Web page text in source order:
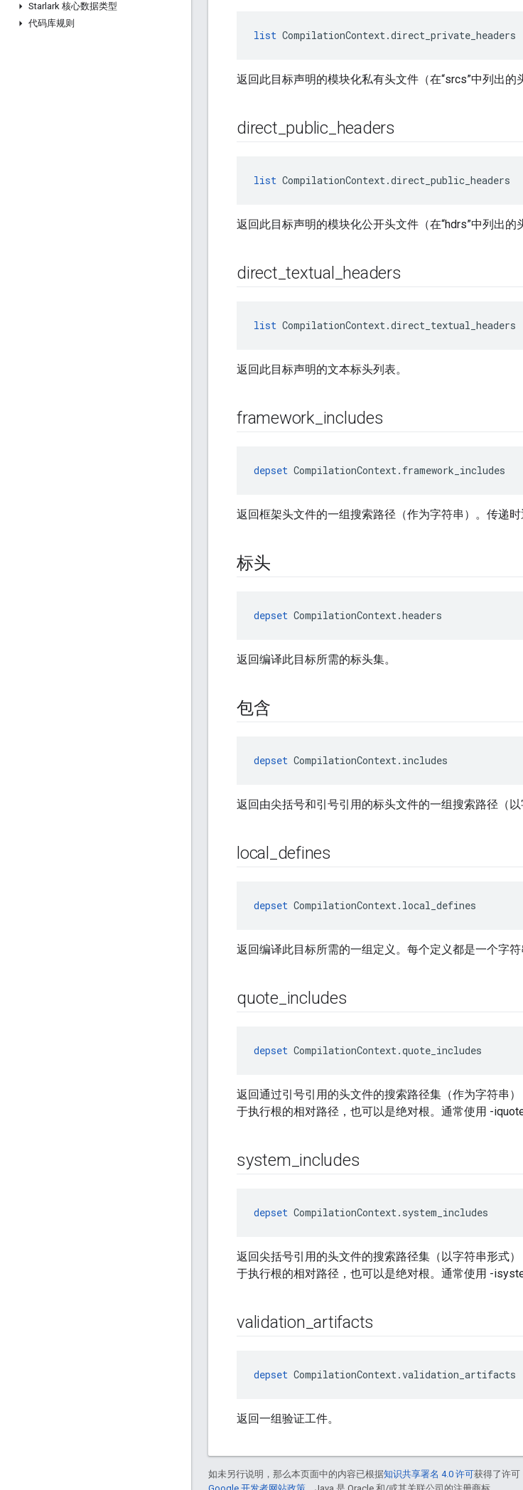
Starlark 核心数据类型
代码库规则
list CompilationContext.direct_private_headers
返回此目标声明的模块化私有头文件（在“srcs”中列出的
direct public headers
list CompilationContext.direct_public_headers
返回此目标声明的模块化公开头文件（在“hdrs”中列出的
direct _textual headers
list CompilationContext.direct_textual_headers
返回此目标声明的文本标头列表。
framework_ includes
depset CompilationContext.framework_includes
返回框架头文件的一组搜索路径（作为字符串）。传递时
标头
depset CompilationContext.headers
返回编译此目标所需的标头集。
包含
depset CompilationContext.includes
返回由尖括号和引号引用的标头文件的一组搜索路径（
local defines
depset CompilationContext.local_defines
返回编译此目标所需的一组定义。每个定义都是一个字
quote includes
depset CompilationContext.quote_includes
返回通过引号引用的头文件的搜索路径集（作为字符串
于执行根的相对路径，也可以是绝对根。通常使用 -iquote
system includes
depset CompilationContext.system_includes
返回尖括号引用的头文件的搜索路径集（以字符串形式
于执行根的相对路径，也可以是绝对根。通常使用 -
validation _artifacts
depset CompilationContext.validation_artifacts
返回一组验证工件。
如未另行说明，那么本页面中的内容已根据知识共享署名 4.0 许可获得了许可